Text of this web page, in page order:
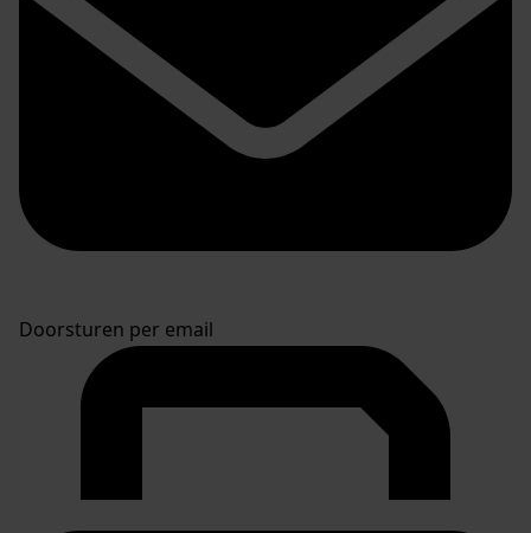
Doorsturen per email